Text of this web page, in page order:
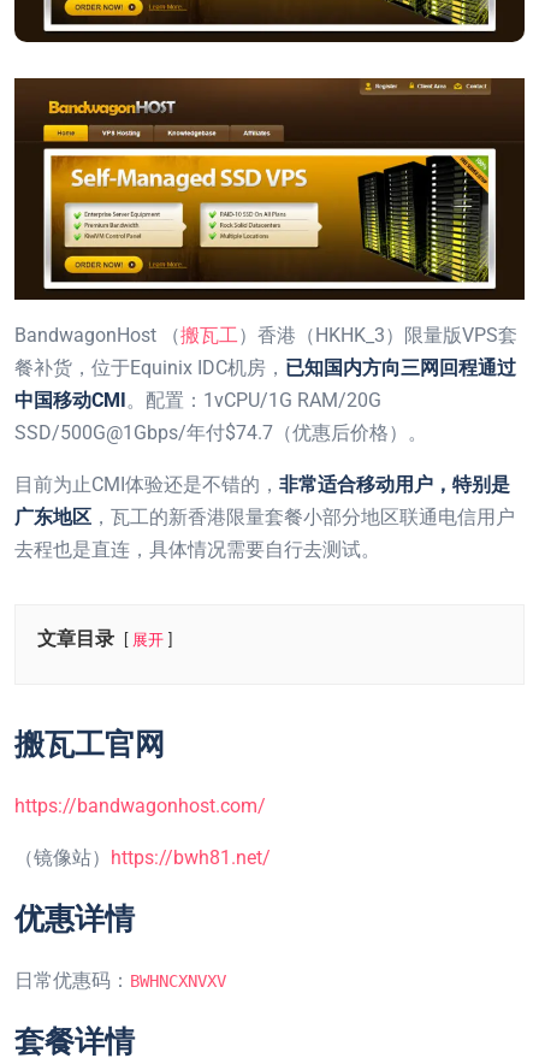
BandwagonHost （搬瓦工 ）香港（HKHK_3）限量版VPS套
餐补货，位于Equinix IDC机房， 已知国内方向三网回程通过
中国移动CMI。配置：1vCPU/1G RAM/20G
SSD/500G@1Gbps/年付$74.7（优惠后价格）。
目前为止CMI体验还是不错的， 非常适合移动用户，特别是
广东地区 ，瓦工的新香港限量套餐小部分地区联通电信用户
去程也是直连，具体情况需要自行去测试​。​
文章目录 展开
搬瓦工官网
https://bandwagonhost.com/
（镜像站） https://bwh81.net/
优惠详情
日常优惠码： BWHNCXNVXV
套餐详情